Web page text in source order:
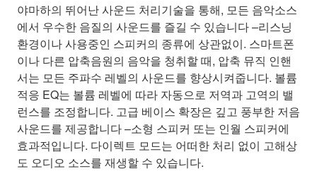
야마하의 뛰어난 사운드 처리기술을 통해, 모든 음악소스
에서 우수한 음질의 사운드를 즐길 수 있습니다 –리스닝
환경이나 사용중인 스피커의 종류에 상관없이. 스마트폰
이나 다른 압축음원의 음악을 청취할 때, 압축 뮤직 인핸
서는 모든 주파수 레벨의 사운드를 향상시켜줍니다. 볼륨
적응 EQ는 볼륨 레벨에 따라 자동으로 저역과 고역의 밸
런스를 조정합니다. 고급 베이스 확장은 깊고 풍부한 저음
사운드를 제공합니다 –소형 스피커 또는 인월 스피커에
효과적입니다. 다이렉트 모드는 어떠한 처리 없이 고해상
도 오디오 소스를 재생할 수 있습니다.